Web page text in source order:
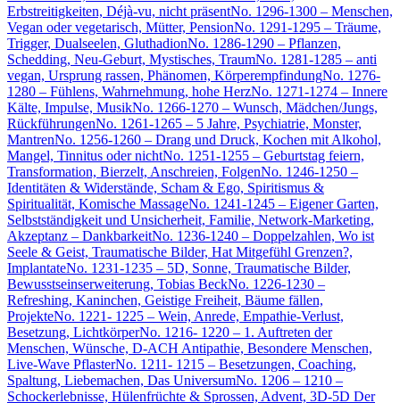
Erbstreitigkeiten, Déjà-vu, nicht präsentNo. 1296-1300 – Menschen,
Vegan oder vegetarisch, Mütter, PensionNo. 1291-1295 – Träume,
Trigger, Dualseelen, GluthadionNo. 1286-1290 – Pflanzen,
Schedding, Neu-Geburt, Mystisches, TraumNo. 1281-1285 – anti
vegan, Ursprung rassen, Phänomen, KörperempfindungNo. 1276-
1280 – Fühlens, Wahrnehmung, hohe HerzNo. 1271-1274 – Innere
Kälte, Impulse, MusikNo. 1266-1270 – Wunsch, Mädchen/Jungs,
RückführungenNo. 1261-1265 – 5 Jahre, Psychiatrie, Monster,
MantrenNo. 1256-1260 – Drang und Druck, Kochen mit Alkohol,
Mangel, Tinnitus oder nichtNo. 1251-1255 – Geburtstag feiern,
Transformation, Bierzelt, Anschreien, FolgenNo. 1246-1250 –
Identitäten & Widerstände, Scham & Ego, Spiritismus &
Spiritualität, Komische MassageNo. 1241-1245 – Eigener Garten,
Selbstständigkeit und Unsicherheit, Familie, Network-Marketing,
Akzeptanz – DankbarkeitNo. 1236-1240 – Doppelzahlen, Wo ist
Seele & Geist, Traumatische Bilder, Hat Mitgefühl Grenzen?,
ImplantateNo. 1231-1235 – 5D, Sonne, Traumatische Bilder,
Bewusstseinserweiterung, Tobias BeckNo. 1226-1230 –
Refreshing, Kaninchen, Geistige Freiheit, Bäume fällen,
ProjekteNo. 1221- 1225 – Wein, Anrede, Empathie-Verlust,
Besetzung, LichtkörperNo. 1216- 1220 – 1. Auftreten der
Menschen, Wünsche, D-ACH Antipathie, Besondere Menschen,
Live-Wave PflasterNo. 1211- 1215 – Besetzungen, Coaching,
Spaltung, Liebemachen, Das UniversumNo. 1206 – 1210 –
Schockerlebnisse, Hülenfrüchte & Sprossen, Advent, 3D-5D Der